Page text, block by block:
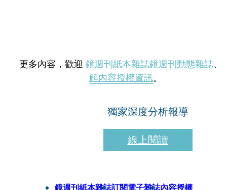
更多內容，歡迎 鏡週刊紙本雜誌鏡週刊動態雜誌、
解內容授權資訊。
獨家深度分析報導
線上閱讀
鏡週刊紙本雜誌訂閱電子雜誌內容授權